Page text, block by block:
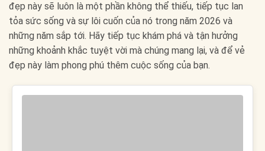
đẹp này sẽ luôn là một phần không thể thiếu, tiếp tục lan
tỏa sức sống và sự lôi cuốn của nó trong năm 2026 và
những năm sắp tới. Hãy tiếp tục khám phá và tận hưởng
những khoảnh khắc tuyệt vời mà chúng mang lại, và để vẻ
đẹp này làm phong phú thêm cuộc sống của bạn.